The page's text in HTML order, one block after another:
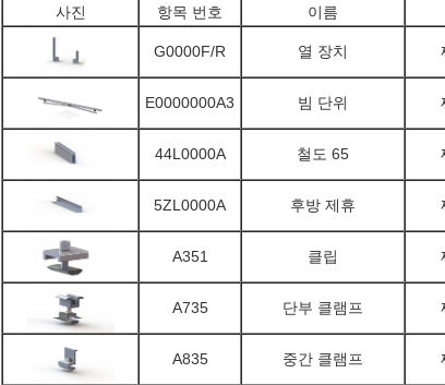
사진 항목 번호 이름
G0000F/R 열 장치
E0000000A3 빔 단위
44L0000A 철도 65
5ZL0000A 후방 제휴
A351 클립
A735 단부 클램프
A835 중간 클램프